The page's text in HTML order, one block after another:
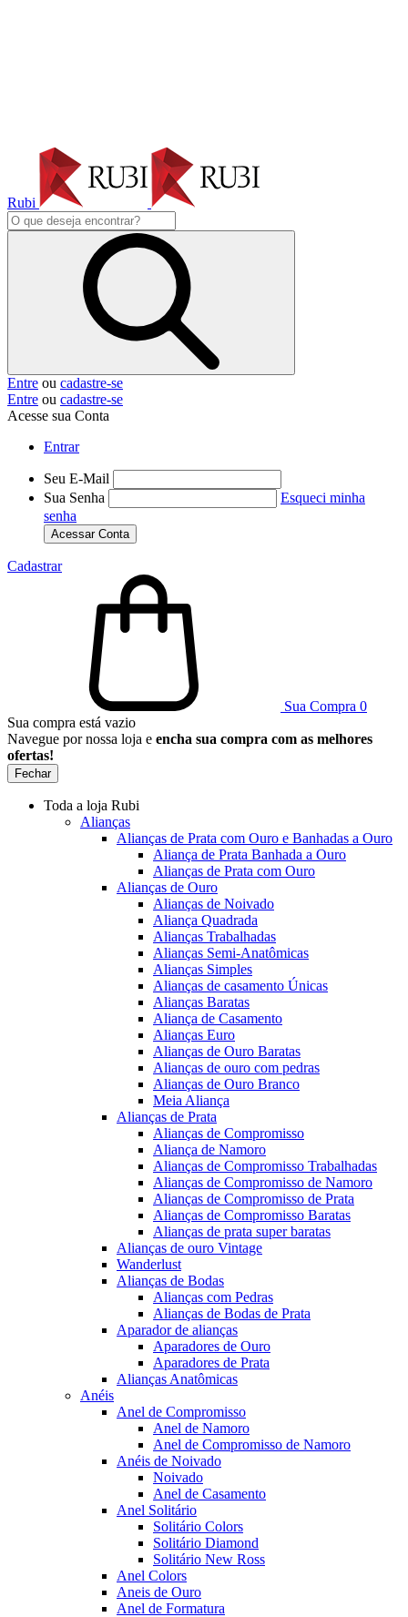
Rubi
Entre ou cadastre-se
Entre ou cadastre-se
Acesse sua Conta
Entrar
Seu E-Mail
Sua Senha
Esqueci minha
senha
Acessar Conta
Cadastrar
Sua Compra 0
Sua compra está vazio
Navegue por nossa loja e encha sua compra com as melhores
ofertas!
Fechar
Toda a loja Rubi
Alianças
Alianças de Prata com Ouro e Banhadas a Ouro
Aliança de Prata Banhada a Ouro
Alianças de Prata com Ouro
Alianças de Ouro
Alianças de Noivado
Aliança Quadrada
Alianças Trabalhadas
Alianças Semi-Anatômicas
Alianças Simples
Alianças de casamento Únicas
Alianças Baratas
Aliança de Casamento
Alianças Euro
Alianças de Ouro Baratas
Alianças de ouro com pedras
Alianças de Ouro Branco
Meia Aliança
Alianças de Prata
Alianças de Compromisso
Aliança de Namoro
Alianças de Compromisso Trabalhadas
Alianças de Compromisso de Namoro
Alianças de Compromisso de Prata
Alianças de Compromisso Baratas
Alianças de prata super baratas
Alianças de ouro Vintage
Wanderlust
Alianças de Bodas
Alianças com Pedras
Alianças de Bodas de Prata
Aparador de alianças
Aparadores de Ouro
Aparadores de Prata
Alianças Anatômicas
Anéis
Anel de Compromisso
Anel de Namoro
Anel de Compromisso de Namoro
Anéis de Noivado
Noivado
Anel de Casamento
Anel Solitário
Solitário Colors
Solitário Diamond
Solitário New Ross
Anel Colors
Aneis de Ouro
Anel de Formatura